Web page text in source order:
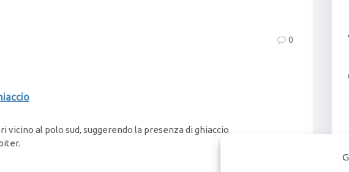
0
al polo sud, suggerendo la presenza di ghiaccio